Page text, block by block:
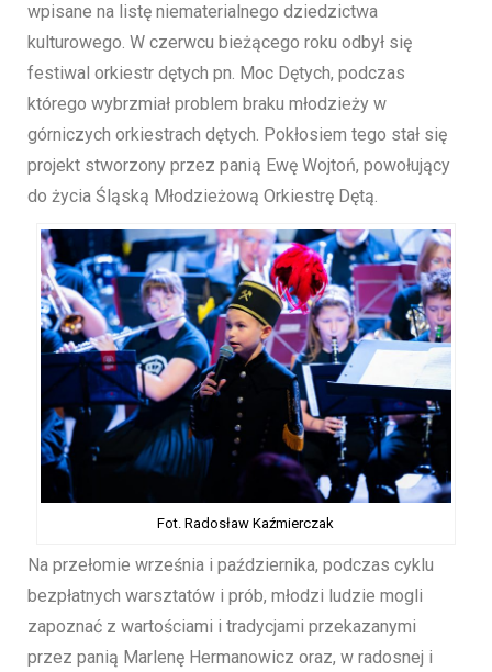
wpisane na listę niematerialnego dziedzictwa
kulturowego. W czerwcu bieżącego roku odbył się
festiwal orkiestr dętych pn. Moc Dętych, podczas
którego wybrzmiał problem braku młodzieży w
górniczych orkiestrach dętych. Pokłosiem tego stał się
projekt stworzony przez panią Ewę Wojtoń, powołujący
do życia Śląską Młodzieżową Orkiestrę Dętą.
Fot. Radosław Kaźmierczak
Na przełomie września i października, podczas cyklu
bezpłatnych warsztatów i prób, młodzi ludzie mogli
zapoznać z wartościami i tradycjami przekazanymi
przez panią Marlenę Hermanowicz oraz, w radosnej i